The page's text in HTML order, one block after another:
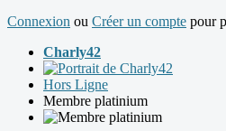
Connexion ou Créer un compte pour
Charly42
Hors Ligne
Membre platinium